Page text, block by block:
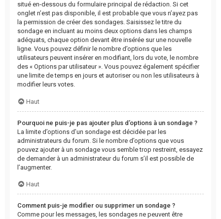
situé en-dessous du formulaire principal de rédaction. Si cet
onglet n’est pas disponible, il est probable que vous n’ayez pas
la permission de créer des sondages. Saisissez le titre du
sondage en incluant au moins deux options dans les champs
adéquats, chaque option devant être insérée sur une nouvelle
ligne. Vous pouvez définir le nombre d’options que les
utilisateurs peuvent insérer en modifiant, lors du vote, le nombre
des « Options par utilisateur ». Vous pouvez également spécifier
une limite de temps en jours et autoriser ou non les utilisateurs à
modifier leurs votes.
Haut
Pourquoi ne puis-je pas ajouter plus d’options à un sondage ?
La limite d’options d’un sondage est décidée par les
administrateurs du forum. Si le nombre d’options que vous
pouvez ajouter à un sondage vous semble trop restreint, essayez
de demander à un administrateur du forum s’il est possible de
l’augmenter.
Haut
Comment puis-je modifier ou supprimer un sondage ?
Comme pour les messages, les sondages ne peuvent être